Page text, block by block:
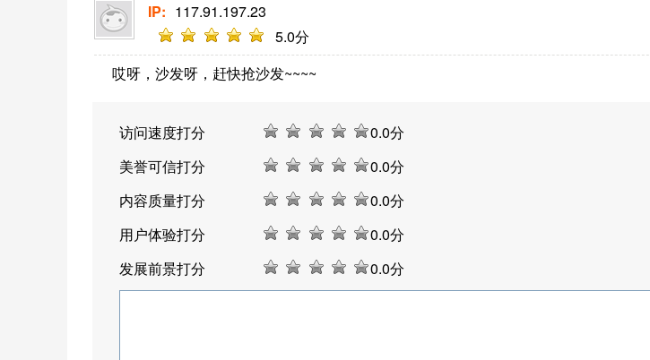
IP: 117.91.197.23
5.0分
哎呀，沙发呀，赶快抢沙发~~~~
访问速度打分 0.0分
美誉可信打分
0.0分
内容质量打分
0.0分
用户体验打分
0.0分
发展前景打分
0.0分